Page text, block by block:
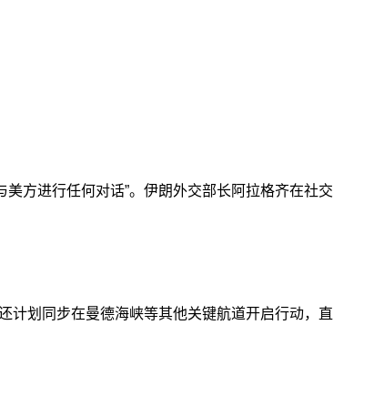
方进行任何对话”。伊朗外交部长阿拉格齐在社交
计划同步在曼德海峡等其他关键航道开启行动，直